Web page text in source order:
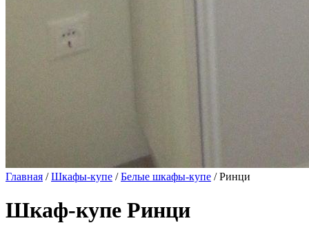
Главная /Шкафы-купе /Белые шкафы-купе / Ринци
Шкаф-купе Ринци